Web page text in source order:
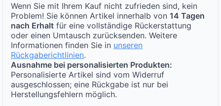
Wenn Sie mit Ihrem Kauf nicht zufrieden sind, kein
Problem! Sie können Artikel innerhalb von 14 Tagen
nach Erhalt für eine vollständige Rückerstattung
oder einen Umtausch zurücksenden. Weitere
Informationen finden Sie in unseren
Rückgaberichtlinien.
Ausnahme bei personalisierten Produkten:
Personalisierte Artikel sind vom Widerruf
ausgeschlossen; eine Rückgabe ist nur bei
Herstellungsfehlern möglich.